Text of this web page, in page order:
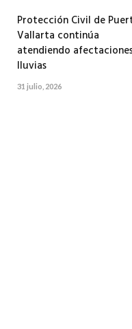
Protección Civil de
Vallarta continúa
atendiendo
lluvias
31 julio, 2026